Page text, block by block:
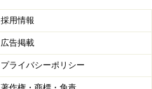
採用情報
広告掲載
プライバシーポリシー